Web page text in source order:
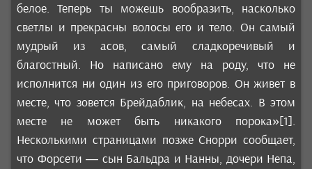
белое. Теперь ты можешь вообразить, насколько
светлы и прекрасны волосы его и тело. Он самый
мудрый из асов, самый сладкоречивый и
благостный. Но написано ему на роду, что не
исполнится ни один из его приговоров. Он живет в
месте, что зовется Брейдаблик, на небесах. В этом
месте не может быть никакого порока»[1].
Несколькими страницами позже Снорри сообщает,
что Форсети — сын Бальдра и Нанны, дочери Непа,